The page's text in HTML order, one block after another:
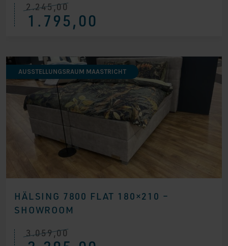
2.245,00
Ursprünglicher
Preis
war:1.795,00
Aktueller
Preis
ist:
HÄLSING 7800 FLAT 180×210 –
SHOWROOM
AUSSTELLUNGSRAUM MAASTRICHT
3.059,00
Ursprünglicher
Preis
Aktueller
Preis